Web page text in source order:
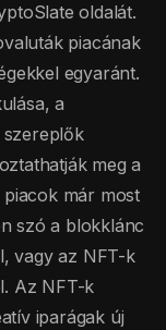
oldalát.
piacának
egyaránt.
a
szereplők
meg a
már most
szó a blokklánc
vagy az NFT-k
Az NFT-k
iparágak új